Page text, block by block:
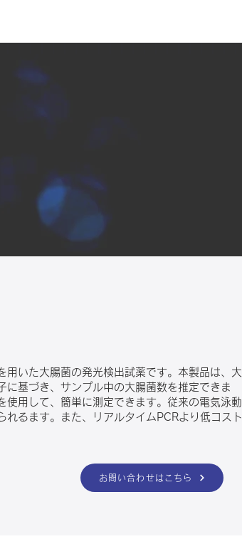
用いた大腸菌の発光検出試薬です。本製品は、大
基づき、サンプル中の大腸菌数を推定できま
使用して、簡単に測定できます。従来の電気泳動
るます。また、リアルタイムPCRより低コスト
お問い合わせはこちら